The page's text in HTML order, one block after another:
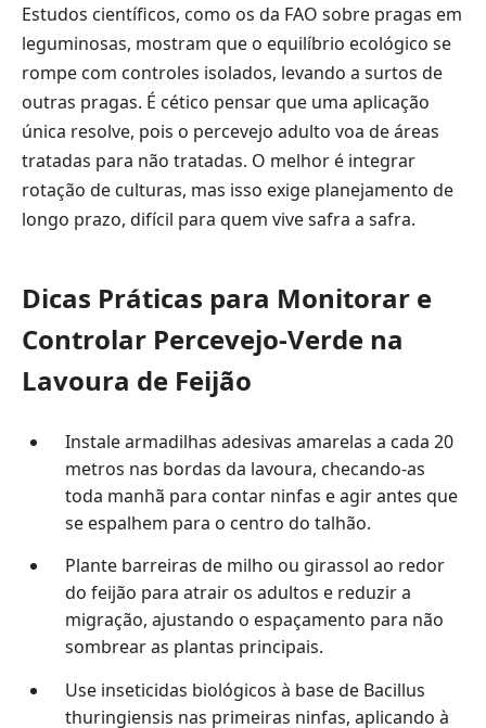
Estudos científicos, como os da FAO sobre pragas em
leguminosas, mostram que o equilíbrio ecológico se
rompe com controles isolados, levando a surtos de
outras pragas. É cético pensar que uma aplicação
única resolve, pois o percevejo adulto voa de áreas
tratadas para não tratadas. O melhor é integrar
rotação de culturas, mas isso exige planejamento de
longo prazo, difícil para quem vive safra a safra.
Dicas Práticas para Monitorar e
Controlar Percevejo-Verde na
Lavoura de Feijão
Instale armadilhas adesivas amarelas a cada 20
metros nas bordas da lavoura, checando-as
toda manhã para contar ninfas e agir antes que
se espalhem para o centro do talhão.
Plante barreiras de milho ou girassol ao redor
do feijão para atrair os adultos e reduzir a
migração, ajustando o espaçamento para não
sombrear as plantas principais.
Use inseticidas biológicos à base de Bacillus
thuringiensis nas primeiras ninfas, aplicando à